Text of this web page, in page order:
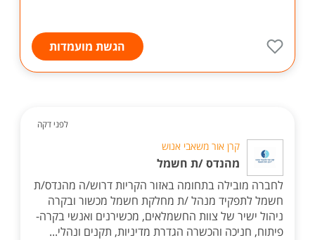
הגשת מועמדות
לפני דקה
קרן אור משאבי אנוש
מהנדס /ת חשמל
לחברה מובילה בתחומה באזור הקריות דרוש/ה מהנדס/ת
חשמל לתפקיד מנהל /ת מחלקת חשמל מכשור ובקרה
ניהול ישיר של צוות החשמלאים, מכשירנים ואנשי בקרה-
פיתוח, חניכה והכשרה הגדרת מדיניות, תקנים ונהלי...